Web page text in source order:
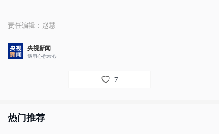
责任编辑： 赵慧
央视新闻
我用心你放心
7
热门推荐